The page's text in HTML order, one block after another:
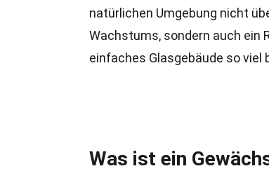
natürlichen Umgebung nicht
Wachstums, sondern auch ein
einfaches Glasgebäude so viel
Was ist ein